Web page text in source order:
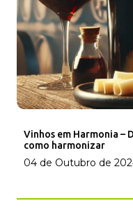
Vinhos em Harmonia –
como harmonizar
04 de Outubro de